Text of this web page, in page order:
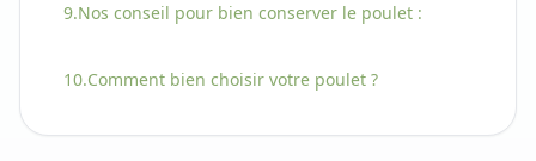
9.Nos conseil pour bien conserver le poulet :
10.Comment bien choisir votre poulet ?